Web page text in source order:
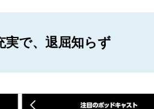
実で、退屈知らず